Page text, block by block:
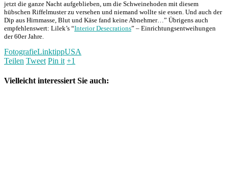
jetzt die ganze Nacht aufgeblieben, um die Schweinehoden mit diesem
hübschen Riffelmuster zu versehen und niemand wollte sie essen. Und auch der
Dip aus Hirnmasse, Blut und Käse fand keine Abnehmer…” Übrigens auch
empfehlenswert: Lilek’s “Interior Desecrations” – Einrichtungsentweihungen
der 60er Jahre.
FotografieLinktippUSA
Teilen Tweet Pin it +1
Vielleicht interessiert Sie auch: